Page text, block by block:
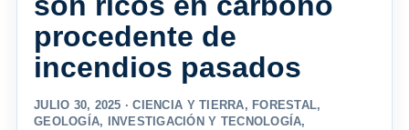
procedente de
incendios pasados
JULIO 30, 2025 ·CIENCIA Y TIERRA, FORESTAL,
GEOLOGÍA, INVESTIGACIÓN Y TECNOLOGÍA,